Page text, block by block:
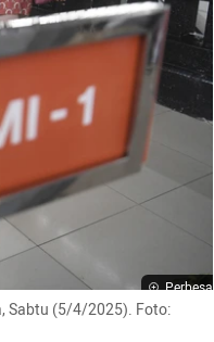
Perbesar
Sabtu (5/4/2025). Foto: